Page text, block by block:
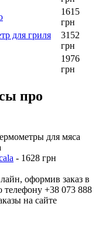
1615
грн
для гриля
3152
грн
1976
грн
про
для мяса
- 1628 грн
оформив заказ в
телефону +38 073 888
на сайте